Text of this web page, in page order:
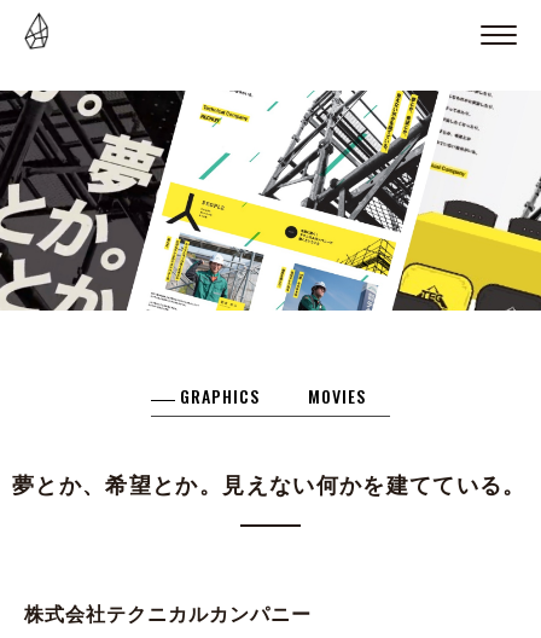
GRAPHICS MOVIES
夢とか、希望とか。見えない何かを建てている。
株式会社テクニカルカンパニー